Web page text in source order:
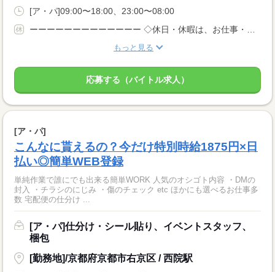
[ア・パ]09:00〜18:00、23:00〜08:00
ーーーーーーーーーーーーー ◇休日・休暇は、お仕事・勤務場所により異なります！ ◇あなたの働きたいときに勤務が可能♪ 主婦(夫)さんやフリーターさんなど、 休み希望などもお気軽にお伝えくださいね。
もっと見る
応募する（バイトル求人）
[ア・パ]
こんなに貰えるの？今だけ特別時給1875円×日
払い◎簡単WEB登録
単純作業で誰にでも出来る簡単WORK 人気のオシゴト内容 ・DMの
封入 ・チラシのにじみ ・傷のチェック etc ほかにも選べるお仕事多
数 宅配便の仕分け ...
[ア・パ]仕分け・シール貼り、イベントスタッフ、
梱包
[勤務地]/京都府京都市右京区 / 西院駅